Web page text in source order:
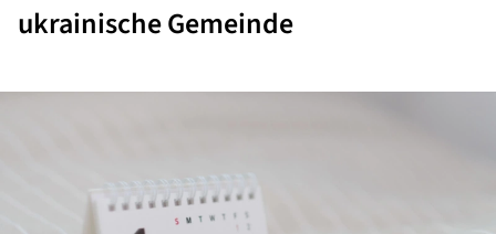
ukrainische Gemeinde